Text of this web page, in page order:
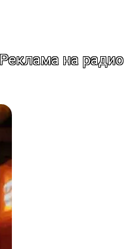
Реклама на радио